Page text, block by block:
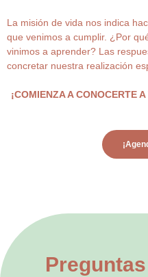
La misión de vida nos indica
que venimos a cumplir. ¿Por
vinimos a aprender? Las
concretar nuestra realización
¡COMIENZA A CONOCERTE